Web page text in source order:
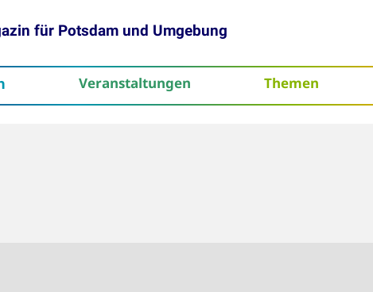
für Potsdam und Umgebung
Veranstaltungen Themen